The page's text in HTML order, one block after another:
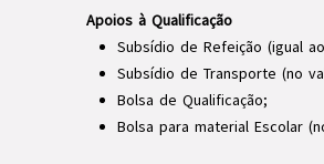
Apoios à Qualificação
Subsídio de Refeição (igual
Subsídio de Transporte (no
Bolsa de Qualificação;
Bolsa para material Escolar